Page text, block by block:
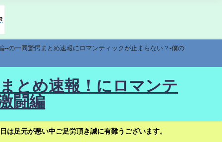
の一同驚愕まとめ速報にロマンティックが止まらない？-僕の
とめ速報！にロマンテ
闘編
足元が悪い中ご足労頂き誠に有難うございます。